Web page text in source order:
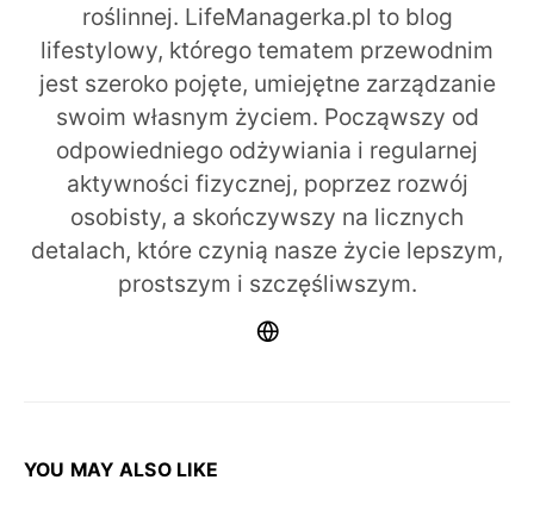
roślinnej. LifeManagerka.pl to blog
lifestylowy, którego tematem przewodnim
jest szeroko pojęte, umiejętne zarządzanie
swoim własnym życiem. Począwszy od
odpowiedniego odżywiania i regularnej
aktywności fizycznej, poprzez rozwój
osobisty, a skończywszy na licznych
detalach, które czynią nasze życie lepszym,
prostszym i szczęśliwszym.
YOU MAY ALSO LIKE